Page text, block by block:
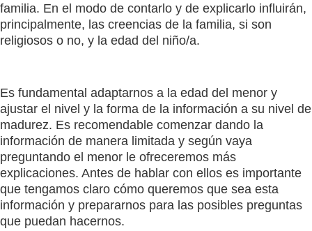
familia. En el modo de contarlo y de explicarlo influirán,
principalmente, las creencias de la familia, si son
religiosos o no, y la edad del niño/a.
Es fundamental adaptarnos a la edad del menor y
ajustar el nivel y la forma de la información a su nivel de
madurez. Es recomendable comenzar dando la
información de manera limitada y según vaya
preguntando el menor le ofreceremos más
explicaciones. Antes de hablar con ellos es importante
que tengamos claro cómo queremos que sea esta
información y prepararnos para las posibles preguntas
que puedan hacernos.